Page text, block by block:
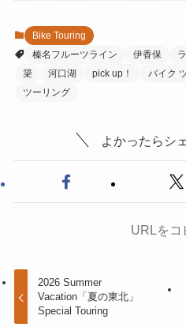
Bike Touring
榛名フルーツライン
伊香保
簗
河口湖 pick up！ バイク
ツーリング
よかったらシ
URLをコ
2026 Summer
Vacation「夏の東北」
Special Touring